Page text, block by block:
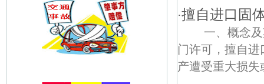
·擅自进口固
一、概念及
门许可，擅自
产遭受重大损失